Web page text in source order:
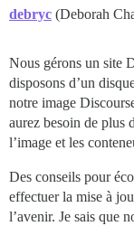
debryc (Deborah
Nous gérons un site
disposons d’un
notre image
aurez besoin de plus
l’image et les
Des conseils pour
effectuer la mise à
l’avenir. Je sais que